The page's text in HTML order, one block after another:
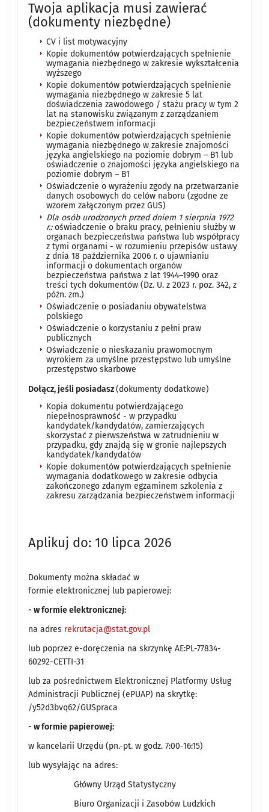
Twoja aplikacja musi zawierać
(dokumenty niezbędne)
CV i list motywacyjny
Kopie dokumentów potwierdzających spełnienie
wymagania niezbędnego w zakresie wykształcenia
wyższego
Kopie dokumentów potwierdzających spełnienie
wymagania niezbędnego w zakresie 5 lat
doświadczenia zawodowego / stażu pracy w tym 2
lat na stanowisku związanym z zarządzaniem
bezpieczeństwem informacji
Kopie dokumentów potwierdzających spełnienie
wymagania niezbędnego w zakresie znajomości
języka angielskiego na poziomie dobrym – B1 lub
oświadczenie o znajomości języka angielskiego na
poziomie dobrym – B1
Oświadczenie o wyrażeniu zgody na przetwarzanie
danych osobowych do celów naboru (zgodne ze
wzorem załączonym przez GUS)
Dla osób urodzonych przed dniem 1 sierpnia 1972
r.:oświadczenie o braku pracy, pełnieniu służby w
organach bezpieczeństwa państwa lub współpracy
z tymi organami - w rozumieniu przepisów ustawy
z dnia 18 października 2006 r. o ujawnianiu
informacji o dokumentach organów
bezpieczeństwa państwa z lat 1944–1990 oraz
treści tych dokumentów (Dz. U. z 2023 r. poz. 342, z
późn. zm.)
Oświadczenie o posiadaniu obywatelstwa
polskiego
Oświadczenie o korzystaniu z pełni praw
publicznych
Oświadczenie o nieskazaniu prawomocnym
wyrokiem za umyślne przestępstwo lub umyślne
przestępstwo skarbowe
Dołącz, jeśli posiadasz(dokumenty dodatkowe)
Kopia dokumentu potwierdzającego
niepełnosprawność - w przypadku
kandydatek/kandydatów, zamierzających
skorzystać z pierwszeństwa w zatrudnieniu w
przypadku, gdy znajdą się w gronie najlepszych
kandydatek/kandydatów
Kopie dokumentów potwierdzających spełnienie
wymagania dodatkowego w zakresie odbycia
zakończonego zdanym egzaminem szkolenia z
zakresu zarządzania bezpieczeństwem informacji
Aplikuj do: 10 lipca 2026
Dokumenty można składać w
formie elektronicznej lub papierowej:
- w formie elektronicznej:
na adres rekrutacja@stat.gov.pl
lub poprzez e-doręczenia na skrzynkę AE:PL-77834-
60292-CETTI-31
lub za pośrednictwem Elektronicznej Platformy Usług
Administracji Publicznej (ePUAP) na skrytkę:
/y52d3bvq62/GUSpraca
- w formie papierowej:
w kancelarii Urzędu (pn.-pt. w godz. 7:00-16:15)
lub wysyłając na adres:
Główny Urząd Statystyczny
Biuro Organizacji i Zasobów Ludzkich